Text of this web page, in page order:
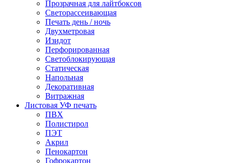
Прозрачная для лайтбоксов
Светорассеивающая
Печать день / ночь
Двухметровая
Изидот
Перфорированная
Светоблокирующая
Статическая
Напольная
Декоративная
Витражная
Листовая УФ печать
ПВХ
Полистирол
ПЭТ
Акрил
Пенокартон
Гофрокартон